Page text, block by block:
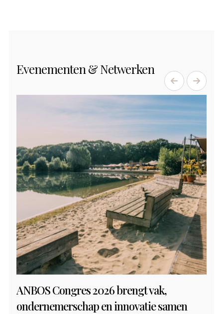
Evenementen & Netwerken
ANBOS Congres 2026 brengt vak,
ondernemerschap en innovatie samen